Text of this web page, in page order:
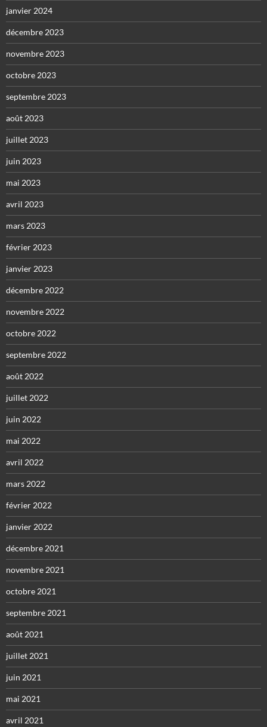
janvier 2024
décembre 2023
novembre 2023
octobre 2023
septembre 2023
août 2023
juillet 2023
juin 2023
mai 2023
avril 2023
mars 2023
février 2023
janvier 2023
décembre 2022
novembre 2022
octobre 2022
septembre 2022
août 2022
juillet 2022
juin 2022
mai 2022
avril 2022
mars 2022
février 2022
janvier 2022
décembre 2021
novembre 2021
octobre 2021
septembre 2021
août 2021
juillet 2021
juin 2021
mai 2021
avril 2021